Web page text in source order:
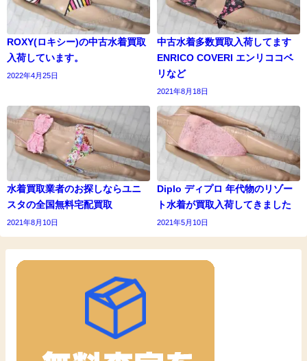
ROXY(ロキシー)の中古水着買取
入荷しています。
2022年4月25日
中古水着多数買取入荷してます
ENRICO COVERI エンリココベ
リなど
2021年8月18日
水着買取業者のお探しならユニ
スタの全国無料宅配買取
2021年8月10日
Diplo ディプロ 年代物のリゾー
ト水着が買取入荷してきました
2021年5月10日